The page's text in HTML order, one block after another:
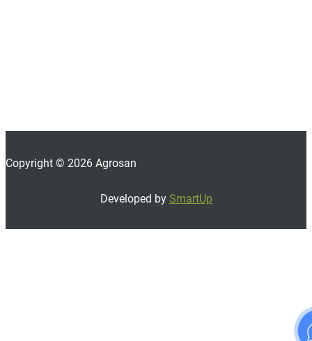
Copyright © 2026 Agrosan
Developed by SmartUp